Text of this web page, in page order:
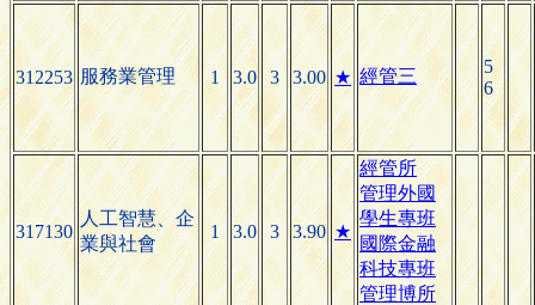
312253 服務業管理 1 3.0 3 3.00 ★ 經管三
5
6
317130
人工智慧、企
業與社會
1 3.0 3 3.90 ★
經管所
管理外國
學生專班
國際金融
科技專班
管理博所